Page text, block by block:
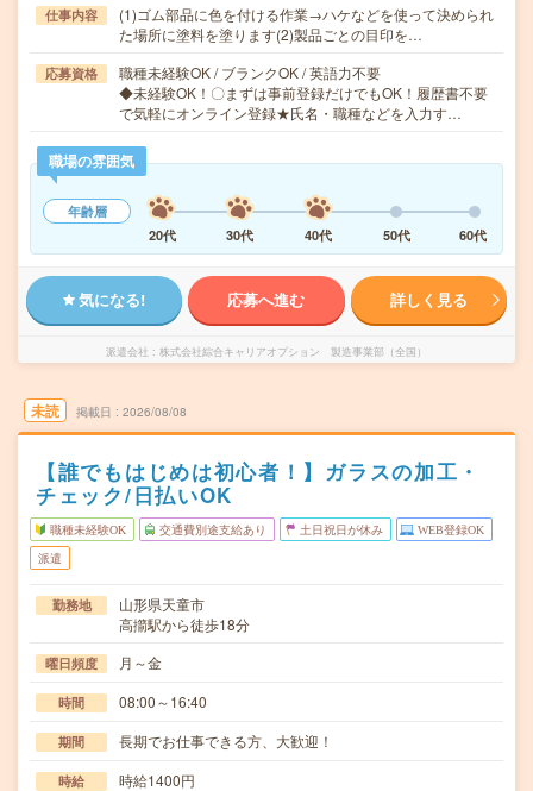
仕事内容
(1)ゴム部品に色を付ける作業→ハケなどを使って決められ
た場所に塗料を塗ります(2)製品ごとの目印を…
応募資格
職種未経験OK / ブランクOK / 英語力不要
◆未経験OK！〇まずは事前登録だけでもOK！履歴書不要
で気軽にオンライン登録★氏名・職種などを入力す…
職場の雰囲気
年齢層
20代
30代 40代 50代 60代
気になる! 応募へ進む 詳しく見る
派遣会社 株式会社綜合キャリアオプション 製造事業部（全国）
未読 掲載日 2026/08/08
【誰でもはじめは初心者！】ガラスの加工・
チェック/日払いOK
職種未経験OK 交通費別途支給あり 土日祝日が休み WEB登録OK
派遣
勤務地
山形県天童市
高擶駅から徒歩18分
曜日頻度 月～金
時間 08:00～16:40
期間 長期でお仕事できる方、大歓迎！
時給 時給1400円